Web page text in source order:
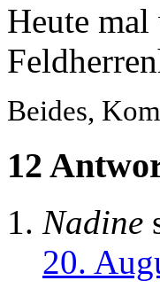
Heute
Beides,
12
Nadine
20.